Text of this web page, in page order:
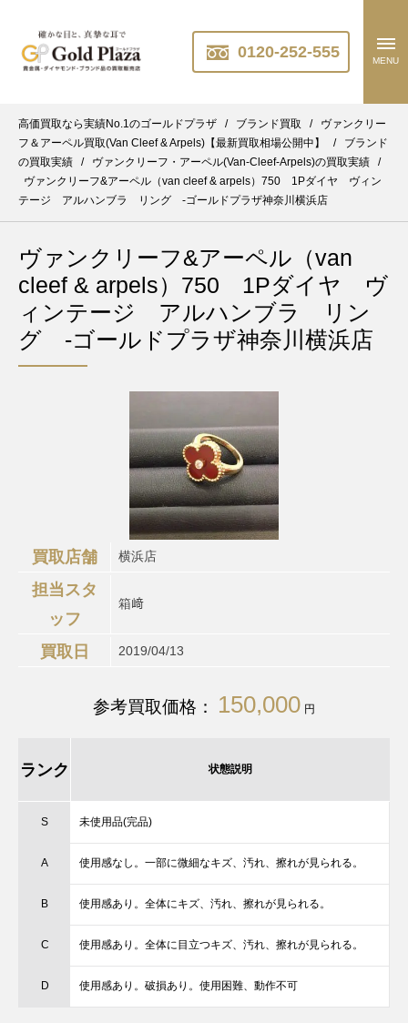
0120-252-555 MENU
高価買取なら実績No.1のゴールドプラザ / ブランド買取 /
ヴァンクリー
フ＆アーペル買取(Van Cleef & Arpels)【最新買取相場公開中】
/
ブランド
の買取実績
/ ヴァンクリーフ・アーペル(Van-Cleef-Arpels)の買取実績
/
ヴァンクリーフ&アーペル（van cleef & arpels）750 1Pダイヤ ヴィン
テージ アルハンブラ リング -ゴールドプラザ神奈川横浜店
ヴァンクリーフ&アーペル（van
cleef & arpels）750 1Pダイヤ ヴ
ィンテージ アルハンブラ リン
グ -ゴールドプラザ神奈川横浜店
買取店舗 横浜店
担当スタ
ッフ
箱﨑
買取日 2019/04/13
参考買取価格： 150,000 円
ランク 状態説明
S 未使用品(完品)
A 使用感なし。一部に微細なキズ、汚れ、擦れが見られる。
B 使用感あり。全体にキズ、汚れ、擦れが見られる。
C 使用感あり。全体に目立つキズ、汚れ、擦れが見られる。
D 使用感あり。破損あり。使用困難、動作不可